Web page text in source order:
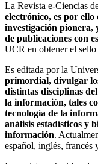
La Revista e-Ciencias
electrónico, es por
investigación pionera,
de publicaciones con
UCR en obtener el
Es editada por la
primordial, divulgar
distintas disciplinas
la información, tales
tecnología de la
análisis estadísticos y
información.
español, inglés, francés